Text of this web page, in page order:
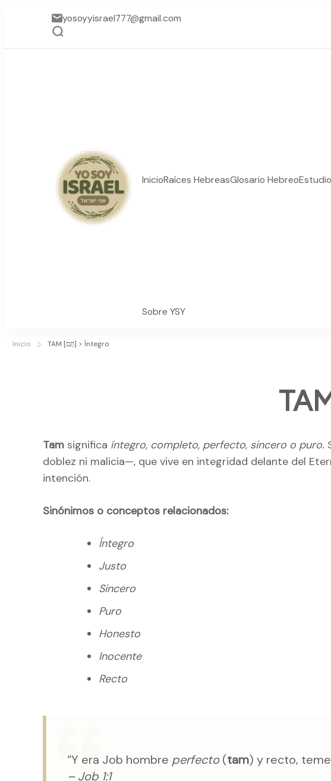
yosoyyisrael777@gmail.com
InicioRaíces HebreasGlosario Hebreo
Sobre YSY
Inicio TAM [תָּם] > Íntegro
Tam significa íntegro, completo, perfecto, sincero o puro.
doblez ni malicia—, que vive en integridad delante del
intención.
Sinónimos o conceptos relacionados:
Íntegro
Justo
Sincero
Puro
Honesto
Inocente
Recto
“Y era Job hombre perfecto(tam) y recto,
– Job 1:1